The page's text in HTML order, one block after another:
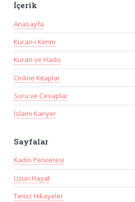
İçerik
Anasayfa
Kuran-ı Kerim
Kuran ve Hadis
Online Kitaplar
Soru ve Cevaplar
İslami Kariyer
Sayfalar
Kadın Penceresi
Uzun Hayat
Temiz Hikayeler